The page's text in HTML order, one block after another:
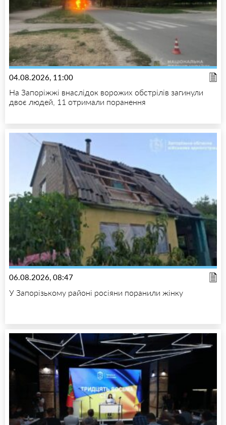
04.08.2026, 11:00
На Запоріжжі внаслідок ворожих обстрілів загинули
двоє людей, 11 отримали поранення
06.08.2026, 08:47
У Запорізькому районі росіяни поранили жінку